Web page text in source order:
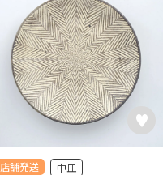
店舗発送 中皿